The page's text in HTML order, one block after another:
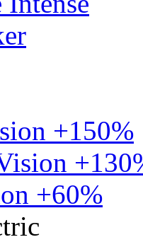
+150%
+60%